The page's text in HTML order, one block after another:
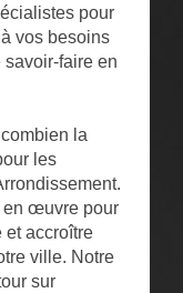
pour
vos besoins
faire en
la
les
en œuvre pour
et accroître
ville. Notre
sur